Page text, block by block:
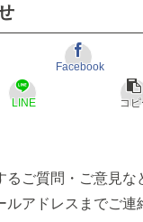
Facebook
LINE コ
るご質問・ご意見な
ルアドレスまでご連